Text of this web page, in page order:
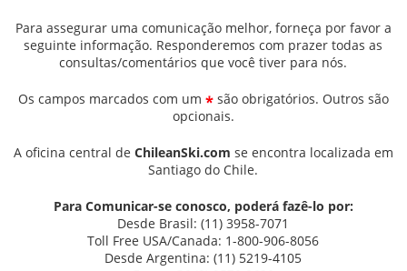
Para assegurar uma comunicação melhor, forneça por favor a
seguinte informação. Responderemos com prazer todas as
consultas/comentários que você tiver para nós.
Os campos marcados com um
são obrigatórios. Outros são
opcionais.
A oficina central de ChileanSki.com se encontra localizada em
Santiago do Chile.
Para Comunicar-se conosco, poderá fazê-lo por:
Desde Brasil: (11) 3958-7071
Toll Free USA/Canada: 1-800-906-8056
Desde Argentina: (11) 5219-4105